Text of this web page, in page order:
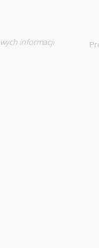
informacji